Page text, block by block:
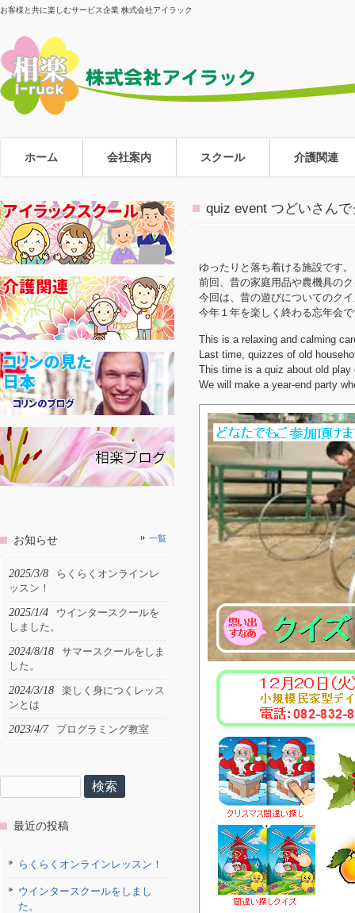
お客様と共に楽しむサービス企業 株式会社アイラック
ホーム 会社案内 スクール 介護関連
quiz event つどいさん
ゆったりと落ち着ける施設です。
前回、昔の家庭用品や農機具の
今回は、昔の遊びについてのク
今年１年を楽しく終わる忘年会
This is a relaxing and calming
Last time, quizzes of old
This time is a quiz about old play
We will make a year-end party
お知らせ 一覧
2025/3/8
らくらくオンラインレ
ッスン！
2025/1/4
ウインタースクールを
しました。
2024/8/18
サマースクールをしま
した。
2024/3/18
楽しく身につくレッス
ンとは
2023/4/7 プログラミング教室
索:
最近の投稿
らくらくオンラインレッスン！
ウインタースクールをしまし
た。